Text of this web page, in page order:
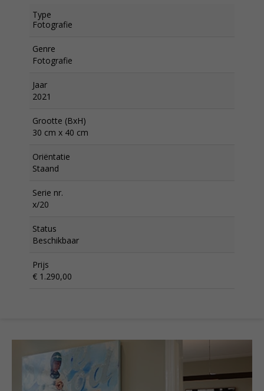
Type
Fotografie
Genre
Fotografie
Jaar
2021
Grootte (BxH)
30 cm x 40 cm
Oriëntatie
Staand
Serie nr.
x/20
Status
Beschikbaar
Prijs
€ 1.290,00